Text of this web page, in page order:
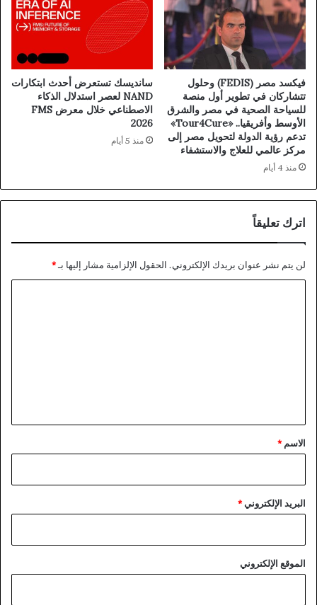
فيكسد مصر (FEDIS) وحلول
تتشاركان في تطوير أول منصة
للسياحة الصحية في مصر والشرق
الأوسط وأفريقيا.. «Tour4Cure»
تدعم رؤية الدولة لتحويل مصر إلى
مركز عالمي للعلاج والاستشفاء
منذ 4 أيام
سانديسك تستعرض أحدث ابتكارات
NAND لعصر استدلال الذكاء
الاصطناعي خلال معرض FMS
2026
منذ 5 أيام
اترك تعليقاً
لن يتم نشر عنوان بريدك الإلكتروني. الحقول الإلزامية مشار إليها بـ*
*
الاسم *
البريد الإلكتروني*
الموقع الإلكتروني